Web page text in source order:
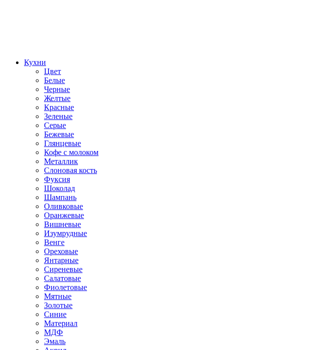
Кухни
Цвет
Белые
Черные
Желтые
Красные
Зеленые
Серые
Бежевые
Глянцевые
Кофе с молоком
Металлик
Слоновая кость
Фуксия
Шоколад
Шампань
Оливковые
Оранжевые
Вишневые
Изумрудные
Венге
Ореховые
Янтарные
Сиреневые
Салатовые
Фиолетовые
Мятные
Золотые
Синие
Материал
МДФ
Эмаль